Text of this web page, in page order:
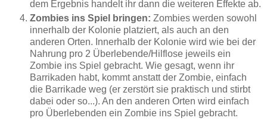
dem Ergebnis handelt ihr dann die weiteren Effekte ab.
Zombies ins Spiel bringen: Zombies werden sowohl
innerhalb der Kolonie platziert, als auch an den
anderen Orten. Innerhalb der Kolonie wird wie bei der
Nahrung pro 2 Überlebende/Hilflose jeweils ein
Zombie ins Spiel gebracht. Wie gesagt, wenn ihr
Barrikaden habt, kommt anstatt der Zombie, einfach
die Barrikade weg (er zerstört sie praktisch und stirbt
dabei oder so...). An den anderen Orten wird einfach
pro Überlebenden ein Zombie ins Spiel gebracht.